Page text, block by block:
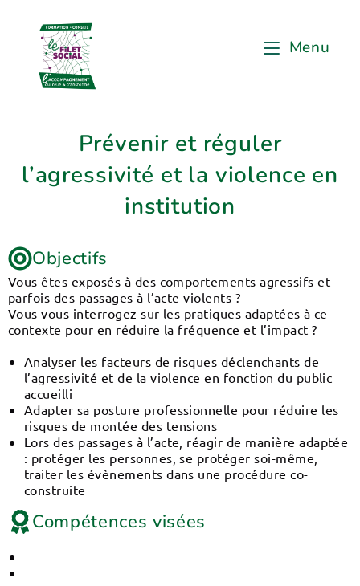
Menu
Prévenir et réguler
l’agressivité et la violence en
institution
Objectifs
Vous êtes exposés à des comportements agressifs et
parfois des passages à l’acte violents ?
Vous vous interrogez sur les pratiques adaptées à ce
contexte pour en réduire la fréquence et l’impact ?
Analyser les facteurs de risques déclenchants de
l’agressivité et de la violence en fonction du public
accueilli
Adapter sa posture professionnelle pour réduire les
risques de montée des tensions
Lors des passages à l’acte, réagir de manière adaptée
: protéger les personnes, se protéger soi-même,
traiter les évènements dans une procédure co-
construite
Compétences visées